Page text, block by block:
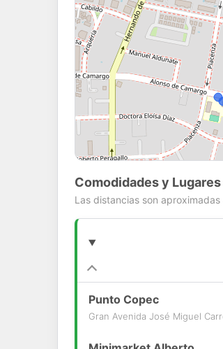
Comodidades y
Las distancias son
Punto Copec
Gran Avenida José Miguel